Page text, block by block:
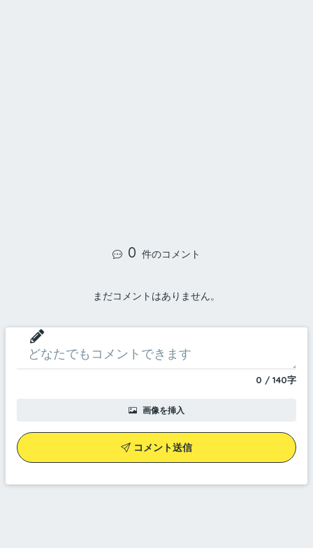
0 件のコメント
まだコメントはありません。
0 / 140字
画像を挿入
コメント送信